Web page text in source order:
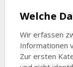
Welche
Wir erfassen
Informationen
Zur ersten